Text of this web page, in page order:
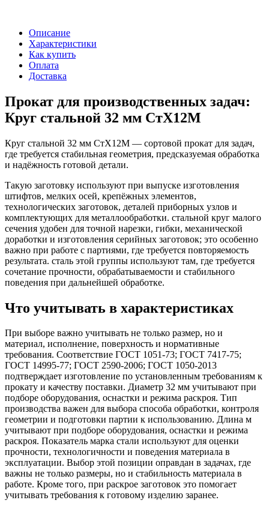
Описание
Характеристики
Как купить
Оплата
Доставка
Прокат для производственных задач:
Круг стальной 32 мм СтХ12М
Круг стальной 32 мм СтХ12М — сортовой прокат для задач,
где требуется стабильная геометрия, предсказуемая обработка
и надёжность готовой детали.
Такую заготовку используют при выпуске изготовления
штифтов, мелких осей, крепёжных элементов,
технологических заготовок, деталей приборных узлов и
комплектующих для металлообработки. стальной круг малого
сечения удобен для точной нарезки, гибки, механической
доработки и изготовления серийных заготовок; это особенно
важно при работе с партиями, где требуется повторяемость
результата. сталь этой группы используют там, где требуется
сочетание прочности, обрабатываемости и стабильного
поведения при дальнейшей обработке.
Что учитывать в характеристиках
При выборе важно учитывать не только размер, но и
материал, исполнение, поверхность и нормативные
требования. Соответствие ГОСТ 1051-73; ГОСТ 7417-75;
ГОСТ 14995-77; ГОСТ 2590-2006; ГОСТ 1050-2013
подтверждает изготовление по установленным требованиям к
прокату и качеству поставки. Диаметр 32 мм учитывают при
подборе оборудования, оснастки и режима раскроя. Тип
производства важен для выбора способа обработки, контроля
геометрии и подготовки партии к использованию. Длина м
учитывают при подборе оборудования, оснастки и режима
раскроя. Показатель марка стали используют для оценки
прочности, технологичности и поведения материала в
эксплуатации. Выбор этой позиции оправдан в задачах, где
важны не только размеры, но и стабильность материала в
работе. Кроме того, при раскрое заготовок это помогает
учитывать требования к готовому изделию заранее.